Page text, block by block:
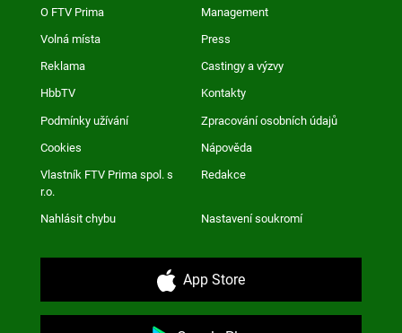
O FTV Prima Management
Volná místa Press
Reklama Castingy a výzvy
HbbTV Kontakty
Podmínky užívání Zpracování osobních údajů
Cookies Nápověda
Vlastník FTV Prima spol. s
r.o.
Redakce
Nahlásit chybu Nastavení soukromí
App Store